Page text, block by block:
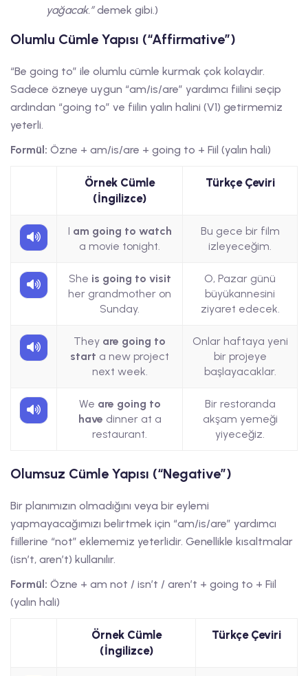
yağacak.”demek gibi.)
Olumlu Cümle Yapısı (“Affirmative”)
“Be going to” ile olumlu cümle kurmak çok kolaydır.
Sadece özneye uygun “am/is/are” yardımcı fiilini seçip
ardından “going to” ve fiilin yalın halini (V1) getirmemiz
yeterli.
Formül: Özne + am/is/are + going to + Fiil (yalın hali)
Örnek Cümle
(İngilizce)
Türkçe Çeviri
I am going to watch
a movie tonight.
Bu gece bir film
izleyeceğim.
She is going to visit
her grandmother on
Sunday.
O, Pazar günü
büyükannesini
ziyaret edecek.
They are going to
start a new project
next week.
Onlar haftaya yeni
bir projeye
başlayacaklar.
We are going to
have dinner at a
restaurant.
Bir restoranda
akşam yemeği
yiyeceğiz.
Olumsuz Cümle Yapısı (“Negative”)
Bir planımızın olmadığını veya bir eylemi
yapmayacağımızı belirtmek için “am/is/are” yardımcı
fiillerine “not” eklememiz yeterlidir. Genellikle kısaltmalar
(isn’t, aren’t) kullanılır.
Formül: Özne + am not / isn’t / aren’t + going to + Fiil
(yalın hali)
Örnek Cümle
(İngilizce)
Türkçe Çeviri